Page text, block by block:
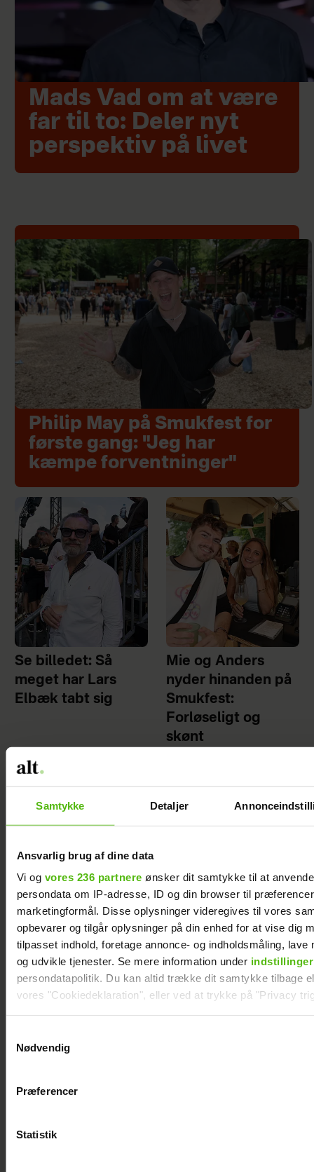
Samtykke Detaljer
Ansvarlig brug af dine data
Vi og vores 236 partnere ønsker dit samtykke til at
persondata om IP-adresse, ID og din browser til
marketingformål. Disse oplysninger videregives til vores
opbevarer og tilgår oplysninger på din enhed for at vise dig
tilpasset indhold, foretage annonce- og indholdsmåling, lave
og udvikle tjenester. Se mere information under indstillinger
persondatapolitik. Du kan altid trække dit samtykke tilbage
vores "Cookiedeklaration", eller ved at trykke på "Privacy
Vi anvender egne cookies og cookies fra tredjeparter til at
generere statistik og huske dine præferencer samt til brug
Nødvendig
Præferencer
Statistik
Mads Vad om at være
far til to: Deler nyt
perspektiv på livet
Philip May på Smukfest for
første gang: "Jeg har
kæmpe forventninger"
Se billedet: Så
meget har Lars
Elbæk tabt sig
Mie og Anders
nyder hinanden på
Smukfest:
Forløseligt og
skønt